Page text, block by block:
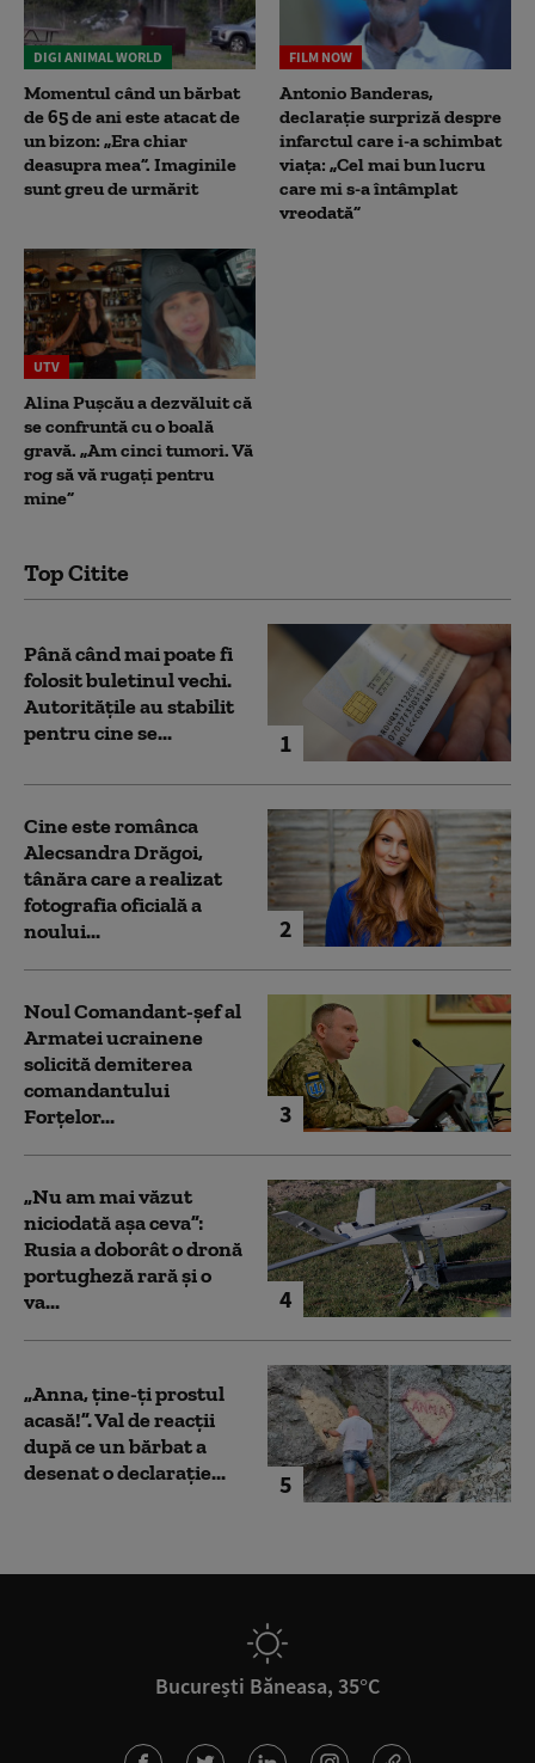
DIGI ANIMAL WORLD
Momentul când un bărbat
de 65 de ani este atacat de
un bizon: „Era chiar
deasupra mea”. Imaginile
sunt greu de urmărit
FILM NOW
Antonio Banderas,
declarație surpriză despre
infarctul care i-a schimbat
viața: „Cel mai bun lucru
care mi s-a întâmplat
vreodată”
UTV
Alina Pușcău a dezvăluit că
se confruntă cu o boală
gravă. „Am cinci tumori. Vă
rog să vă rugați pentru
mine”
Top Citite
1
Până când mai poate fi
folosit buletinul vechi.
Autoritățile au stabilit
pentru cine se...
2
Cine este românca
Alecsandra Drăgoi,
tânăra care a realizat
fotografia oficială a
noului...
3
Noul Comandant-șef al
Armatei ucrainene
solicită demiterea
comandantului
Forțelor...
4
„Nu am mai văzut
niciodată așa ceva”:
Rusia a doborât o dronă
portugheză rară și o
va...
5
„Anna, ţine-ţi prostul
acasă!”. Val de reacții
după ce un bărbat a
desenat o declarație...
București Băneasa, 35°C